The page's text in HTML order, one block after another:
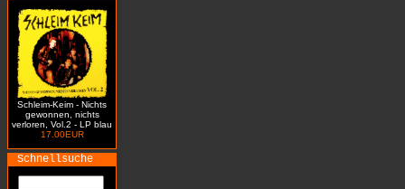
Schleim-Keim - Nichts
gewonnen, nichts
verloren, Vol.2 - LP blau
17.00EUR
Schnellsuche